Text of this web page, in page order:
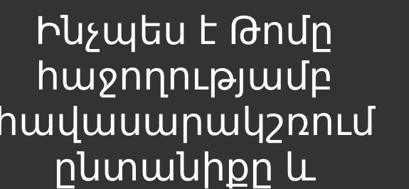
Ինչպես է Թոմը
հաջողությամբ
հավասարակշռում
ընտանիքը և